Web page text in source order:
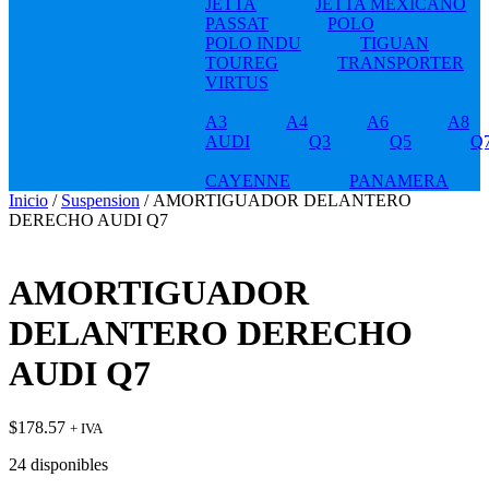
JETTA
JETTA MEXICANO
PASSAT
POLO
POLO INDU
TIGUAN
TOUREG
TRANSPORTER
VIRTUS
A3 A4 A6
A8
AUDI
Q3 Q5
CAYENNE
PANAMERA
Inicio / Suspension / AMORTIGUADOR DELANTERO
DERECHO AUDI Q7
AMORTIGUADOR
DELANTERO DERECHO
AUDI Q7
$178.57 + IVA
24 disponibles